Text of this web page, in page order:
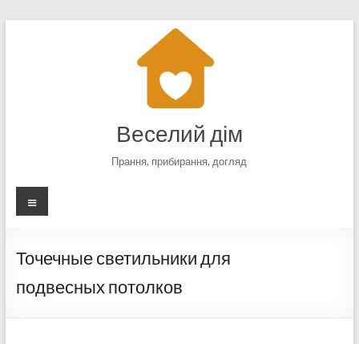
Веселий дім
Прання, прибирання, догляд
Меню
Точечные светильники для
подвесных потолков